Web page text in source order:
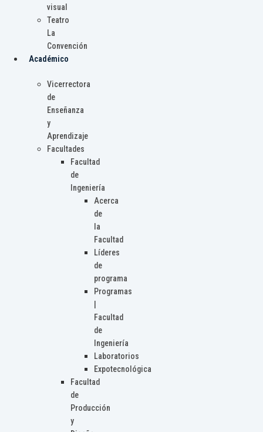
visual
Teatro
La
Convención
Académico
Vicerrectora
de
Enseñanza
y
Aprendizaje
Facultades
Facultad
de
Ingeniería
Acerca
de
la
Facultad
Líderes
de
programa
Programas
Facultad
de
Ingeniería
Laboratorios
Expotecnológica
Facultad
de
Producción
y